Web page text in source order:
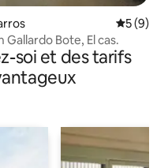
5 (9)
Bote, El cas.
soi et des tarifs